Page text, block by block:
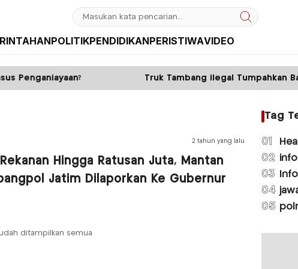
POLITIKPENDIDIKANPERISTIWAVIDEO
Truk Tambang ilegal Tumpahkan
2 tahun yang lalu
Hingga Ratusan Juta, Mantan
Jatim Dilaporkan Ke Gubernur
ditampilkan semua
Tag
01
02
03
04
05